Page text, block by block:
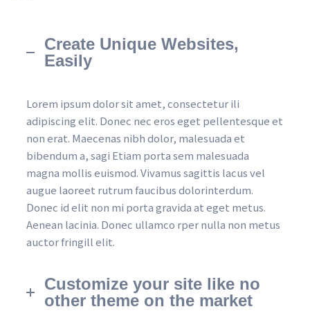
Create Unique Websites,
Easily
Lorem ipsum dolor sit amet, consectetur ili
adipiscing elit. Donec nec eros eget pellentesque et
non erat. Maecenas nibh dolor, malesuada et
bibendum a, sagi Etiam porta sem malesuada
magna mollis euismod. Vivamus sagittis lacus vel
augue laoreet rutrum faucibus dolorinterdum.
Donec id elit non mi porta gravida at eget metus.
Aenean lacinia. Donec ullamco rper nulla non metus
auctor fringill elit.
Customize your site like no
other theme on the market